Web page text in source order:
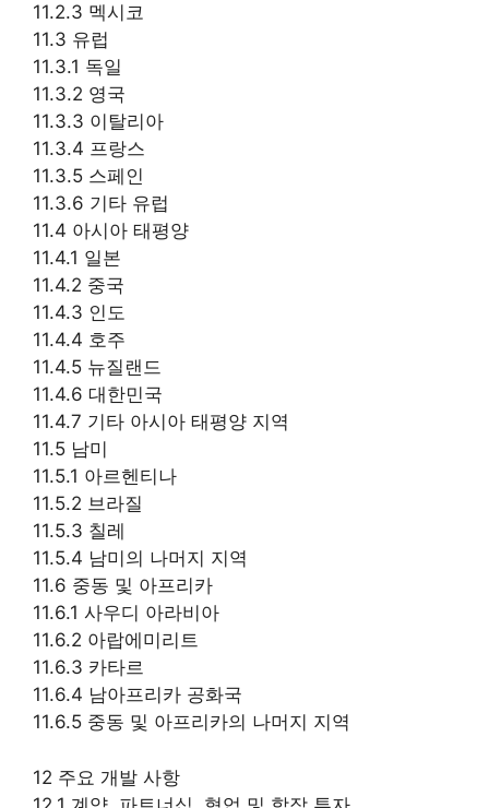
11.2.3 멕시코
11.3 유럽
11.3.1 독일
11.3.2 영국
11.3.3 이탈리아
11.3.4 프랑스
11.3.5 스페인
11.3.6 기타 유럽
11.4 아시아 태평양
11.4.1 일본
11.4.2 중국
11.4.3 인도
11.4.4 호주
11.4.5 뉴질랜드
11.4.6 대한민국
11.4.7 기타 아시아 태평양 지역
11.5 남미
11.5.1 아르헨티나
11.5.2 브라질
11.5.3 칠레
11.5.4 남미의 나머지 지역
11.6 중동 및 아프리카
11.6.1 사우디 아라비아
11.6.2 아랍에미리트
11.6.3 카타르
11.6.4 남아프리카 공화국
11.6.5 중동 및 아프리카의 나머지 지역
12 주요 개발 사항